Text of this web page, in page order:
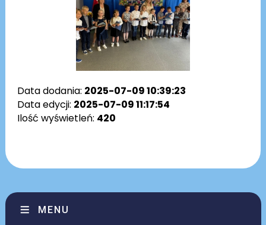
Data dodania: 2025-07-09 10:39:23
Data edycji: 2025-07-09 11:17:54
Ilość wyświetleń: 420
MENU